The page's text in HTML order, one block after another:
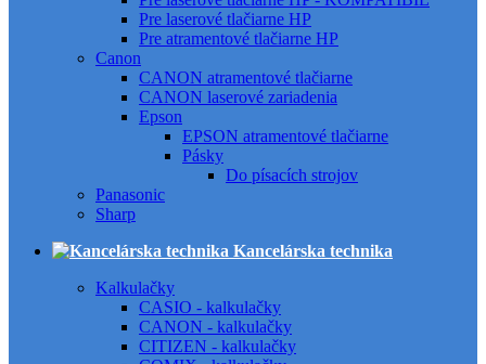
Pre laserové tlačiarne HP
Pre atramentové tlačiarne HP
Canon
CANON atramentové tlačiarne
CANON laserové zariadenia
Epson
EPSON atramentové tlačiarne
Pásky
Do písacích strojov
Panasonic
Sharp
Kancelárska technika
Kalkulačky
CASIO - kalkulačky
CANON - kalkulačky
CITIZEN - kalkulačky